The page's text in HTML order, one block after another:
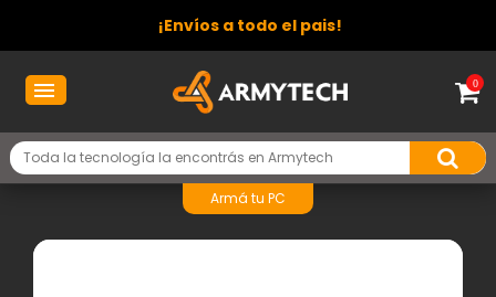
¡Envíos a todo el pais!
0
Armá tu PC